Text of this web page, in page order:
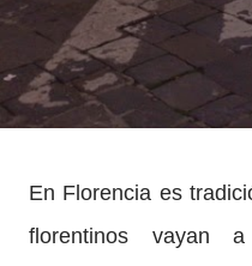
En Florencia es
florentinos vayan